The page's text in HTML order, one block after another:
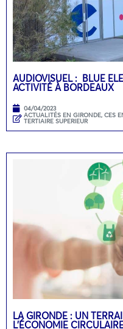
AUDIOVISUEL : BLUE
ACTIVITÉ À BORDEAUX
04/04/2023
ACTUALITÉS EN GIRONDE, CES
TERTIAIRE SUPERIEUR
LA GIRONDE : UN
L’ÉCONOMIE